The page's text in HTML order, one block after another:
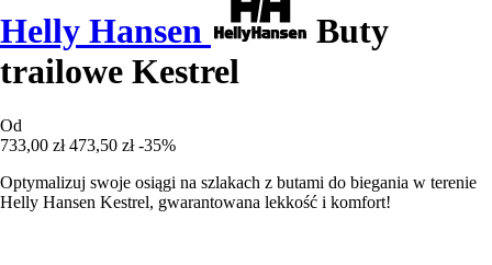
Helly Hansen
Buty
trailowe Kestrel
Od
733,00 zł 473,50 zł -35%
Optymalizuj swoje osiągi na szlakach z butami do biegania w terenie
Helly Hansen Kestrel, gwarantowana lekkość i komfort!